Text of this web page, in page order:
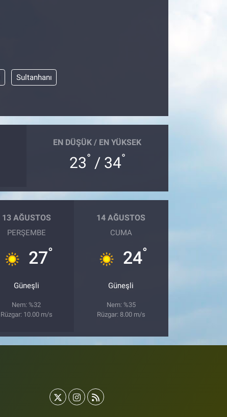
Sultanhanı
EN DÜŞÜK / EN YÜKSEK
23° / 34°
13 AĞUSTOS
PERŞEMBE
27°
Güneşli
Nem: %32
Rüzgar: 10.00 m/s
14 AĞUSTOS
CUMA
24°
Güneşli
Nem: %35
Rüzgar: 8.00 m/s